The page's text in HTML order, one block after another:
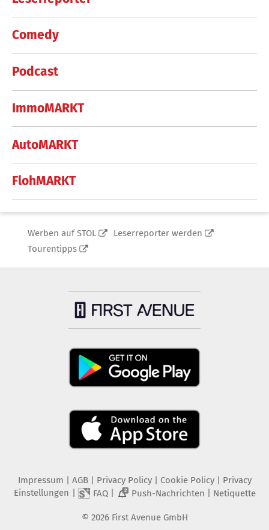
Comedy
Podcast
ImmoMARKT
AutoMARKT
FlohMARKT
Werben auf STOL
Leserreporter werden
Tourentipps
Impressum | AGB | Privacy Policy| Cookie Policy| Privacy
Einstellungen | FAQ| 2 Push-Nachrichten | Netiquette
© 2026 First Avenue GmbH